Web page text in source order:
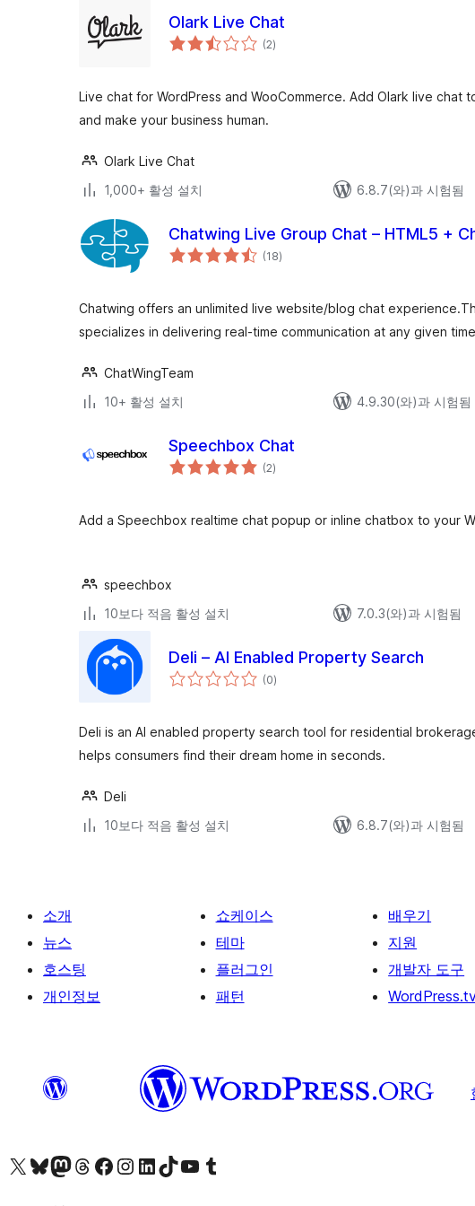
Olark Live Chat
(2전
체)
Live chat for WordPress and WooCommerce. Add Olark live chat
and make your business human.
Olark Live Chat
1,000+ 활성 설치
6.8.7(와)과 시험됨
Chatwing Live Group Chat – HTML5 +
(18전
체)
Chatwing offers an unlimited live website/blog chat
specializes in delivering real-time communication at any given time
ChatWingTeam
10+ 활성 설치
4.9.30(와)과 시험됨
Speechbox Chat
(2전
체)
Add a Speechbox realtime chat popup or inline chatbox to your
speechbox
10보다 적음 활성 설치
7.0.3(와)과 시험됨
Deli – AI Enabled Property Search
(0전
체)
Deli is an AI enabled property search tool for residential
helps consumers find their dream home in seconds.
Deli
10보다 적음 활성 설치
6.8.7(와)과 시험됨
소개
뉴스
호스팅
개인정보
쇼케이스
테마
플러그인
패턴
배우기
지원
개발자 도구
X(이전 트위터) 계정 방문하기블루스카이 계정 방문하기마스토돈 계정 방문하기스레드 계정 방문하기 페이스북 페이지 방문하기인스타그램 계정 방문하기 LinkedIn 계정 방문하기틱톡 계정 방문하기유튜브 채널 방문하기 텀블러 계정 방문하기